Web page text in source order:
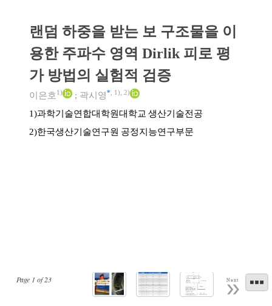
Page 1 of23 Next
랜덤 하중을 받는 보 구조물을 이
용한 주파수 영역 Dirlik 피로 평
가 방법의 실험적 검증
이은호 1) ; 곽시영* 1) 2)
1)과학기술연합대학원대학교 생산기술전공
2)한국생산기술연구원 공정지능연구부문